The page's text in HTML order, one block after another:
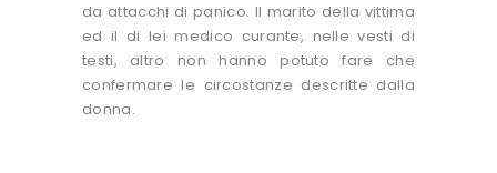
da attacchi di panico. Il marito della vittima
ed il di lei medico curante, nelle vesti di
testi, altro non hanno potuto fare che
confermare le circostanze descritte dalla
donna.